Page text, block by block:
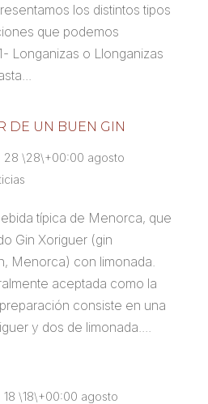
los distintos tipos
que podemos
Longanizas o Llonganizas
DE UN BUEN GIN
28 \28\+00:00 agosto
típica de Menorca, que
Gin Xoriguer (gin
Menorca) con limonada.
aceptada como la
consiste en una
y dos de limonada....
18 \18\+00:00 agosto